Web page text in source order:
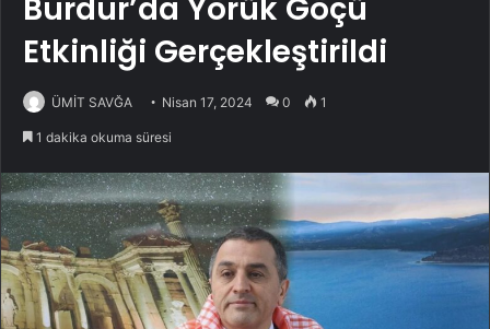
Burdur’da Yörük Göçü
Etkinliği Gerçekleştirildi
ÜMİT SAVĞA Nisan 17, 2024 0 1
1 dakika okuma süresi